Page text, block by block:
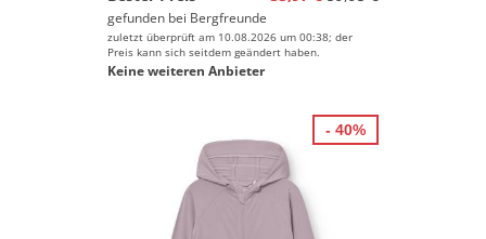
gefunden bei Bergfreunde
zuletzt überprüft am 10.08.2026 um 00:38; der
Preis kann sich seitdem geändert haben.
Keine weiteren Anbieter
- 40%